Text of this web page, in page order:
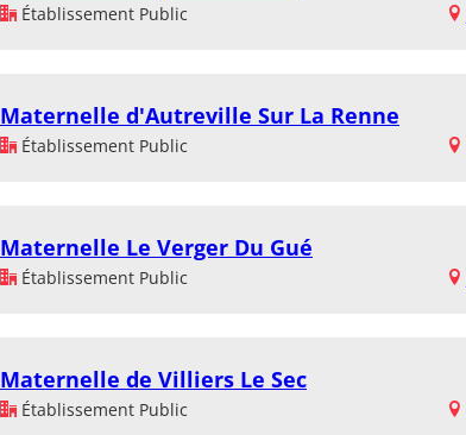
Établissement Public
Maternelle d'Autreville Sur La Renne
Établissement Public
Maternelle Le Verger Du Gué
Établissement Public
Maternelle de Villiers Le Sec
Établissement Public